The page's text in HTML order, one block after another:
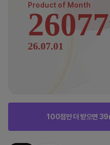
Product of Month
26.07.01
100점만 더 받으면